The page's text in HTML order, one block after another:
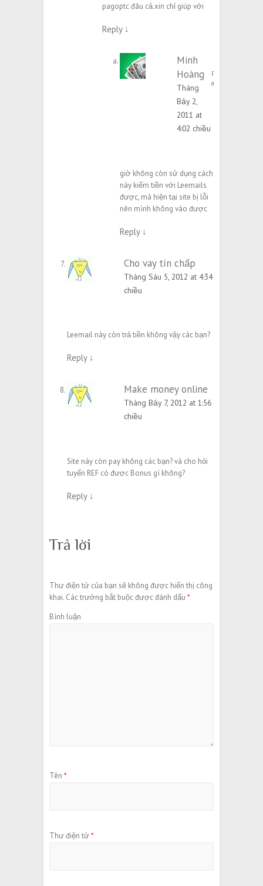
pagoptc đâu cả.xin chỉ giúp với
Reply ↓
Minh
Hoàng
Post
author
Tháng
Bảy 2,
2011 at
4:02 chiều
giờ không còn sử dụng cách
này kiếm tiền với Leemails
được, mà hiện tại site bị lỗi
nên mình không vào được
Reply ↓
Cho vay tín chấp
Tháng Sáu 5, 2012 at 4:34
chiều
Leemail này còn trả tiền không vậy các bạn?
Reply ↓
Make money online
Tháng Bảy 7, 2012 at 1:56
chiều
Site này còn pay không các bạn? và cho hỏi
tuyển REF có được Bonus gì không?
Reply ↓
Trả lời
Thư điện tử của bạn sẽ không được hiển thị công
khai. Các trường bắt buộc được đánh dấu *
Bình luận
Tên *
Thư điện tử*